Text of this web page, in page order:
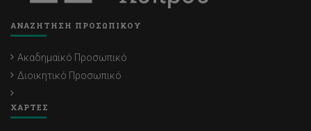
ΑΝΑΖΗΤΗΣΗ ΠΡΟΣΩΠΙΚΟΥ
Ακαδημαϊκό Προσωπικό
Διοικητικό Προσωπικό
ΧΑΡΤΕΣ